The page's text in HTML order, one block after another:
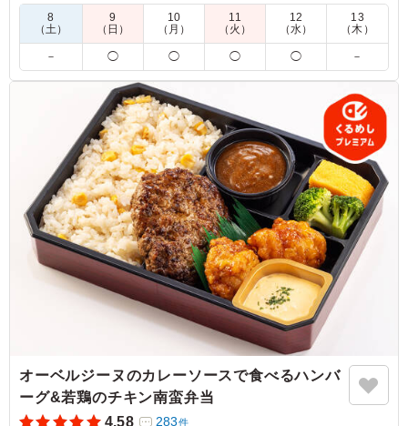
と旨味を一度に味わえるオーベルジーヌの定番カレーです。
※喫食までにバターが溶けてしまう場合がございます。冷蔵庫
等で保管できるご用意をお願い致します。
※オプションにて店舗ロゴ入りの紙のスリーブケース(化粧箱)
をご用意しております。ご希望の際は下記「ご飯の種類」プル
ダウンよりご選択ください。
また、画像サンプルはカテゴリ：「オプション」内の「スリー
ブケース(化粧箱)」をご参照ください。各商品共通のケースと
なります。
4.5 株式会社ジャムスタジオ
ビーフカレーも具が大きくてよいです。
ご利用シーン：－
東京都中央区勝どき2026/08/05
8
（土）
9
（日）
10
（月）
11
（火）
12
（水）
13
（木）
－ ◯ ◯ ◯ ◯ －
オーベルジーヌのカレーソースで食べるハンバ
ーグ&若鶏のチキン南蛮弁当
4.58
283件